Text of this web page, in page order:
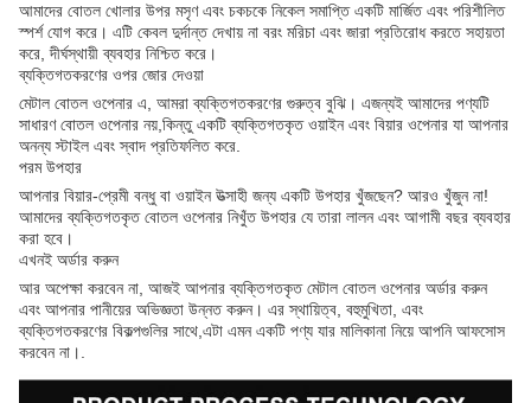
আমাদের বোতল খোলার উপর মসৃণ এবং চকচকে নিকেল সমাপ্তি একটি মার্জিত এবং পরিশীলিত
স্পর্শ যোগ করে। এটি কেবল দুর্দান্ত দেখায় না বরং মরিচা এবং জারা প্রতিরোধ করতে সহায়তা
করে, দীর্ঘস্থায়ী ব্যবহার নিশ্চিত করে।
ব্যক্তিগতকরণের ওপর জোর দেওয়া
মেটাল বোতল ওপেনার এ, আমরা ব্যক্তিগতকরণের গুরুত্ব বুঝি। এজন্যই আমাদের পণ্যটি
সাধারণ বোতল ওপেনার নয়,কিন্তু একটি ব্যক্তিগতকৃত ওয়াইন এবং বিয়ার ওপেনার যা আপনার
অনন্য স্টাইল এবং স্বাদ প্রতিফলিত করে.
পরম উপহার
আপনার বিয়ার-প্রেমী বন্ধু বা ওয়াইন উত্সাহী জন্য একটি উপহার খুঁজছেন? আরও খুঁজুন না!
আমাদের ব্যক্তিগতকৃত বোতল ওপেনার নিখুঁত উপহার যে তারা লালন এবং আগামী বছর ব্যবহার
করা হবে।
এখনই অর্ডার করুন
আর অপেক্ষা করবেন না, আজই আপনার ব্যক্তিগতকৃত মেটাল বোতল ওপেনার অর্ডার করুন
এবং আপনার পানীয়ের অভিজ্ঞতা উন্নত করুন। এর স্থায়িত্ব, বহুমুখিতা, এবং
ব্যক্তিগতকরণের বিকল্পগুলির সাথে,এটা এমন একটি পণ্য যার মালিকানা নিয়ে আপনি আফসোস
করবেন না।.